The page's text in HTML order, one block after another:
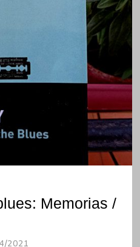
Memorias /
2021